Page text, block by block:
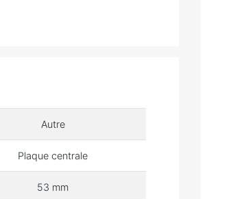
Autre
Plaque centrale
53 mm